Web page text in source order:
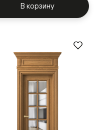
В корзину